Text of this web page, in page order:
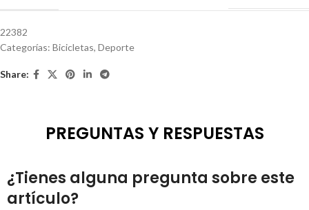
22382
Categorías: Bicicletas, Deporte
Share:
PREGUNTAS Y RESPUESTAS
¿Tienes alguna pregunta sobre este
artículo?